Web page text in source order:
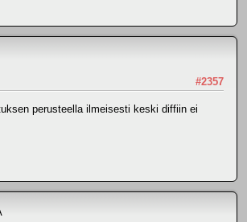
#2357
perusteella ilmeisesti keski diffiin ei